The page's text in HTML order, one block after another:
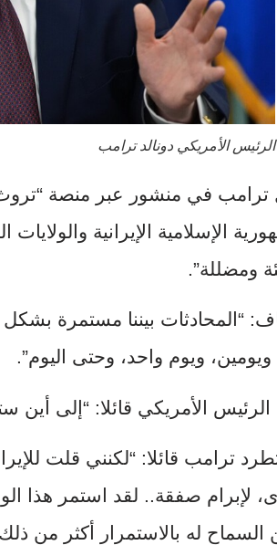
الرئيس الأمريكي دونالد ترامب
ترامب في منشور عبر منصة “تروث
الإسلامية الإيرانية
ومضللة”.
“المحادثات بيننا مستمرة بشكل
ويومين، ويوم واحد، وحتى اليوم”.
الرئيس الأمريكي قائلا: “إلى أين
ترامب قائلا: “لكنني قلت
السماح له بالاستمرار أكثر من